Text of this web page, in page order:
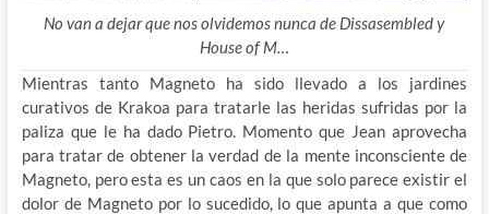
No van a dejar que nos olvidemos nunca de Dissasembled y
House of M…
Mientras tanto Magneto ha sido llevado a los jardines
curativos de Krakoa para tratarle las heridas sufridas por la
paliza que le ha dado Pietro. Momento que Jean aprovecha
para tratar de obtener la verdad de la mente inconsciente de
Magneto, pero esta es un caos en la que solo parece existir el
dolor de Magneto por lo sucedido, lo que apunta a que como